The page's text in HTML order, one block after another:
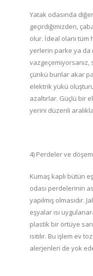
Yatak odasında
geçirdiğimizden,
olur. İdeal olanı tüm
yerlerin parke ya da
çünkü bunlar akar
elektrik yükü
azaltırlar. Güçlü bir
yerini düzenli
4) Perdeler ve
Kumaş kaplı bütün
odası perdelerinin
yapılmış olmasıdır.
eşyalar ısı
plastik bir örtüye
ısıtılır. Bu işlem ev
alerjenleri de yok